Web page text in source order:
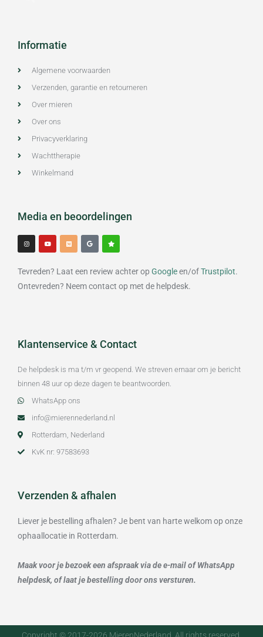
Informatie
Algemene voorwaarden
Verzenden, garantie en retourneren
Over mieren
Over ons
Privacyverklaring
Wachttherapie
Winkelmand
Media en beoordelingen
I
n
s
t
r
m
Y
o
t
e
M
e
d
i
G
o
o
g
S
t
a
r
Tevreden? Laat een review achter op Googleen/ofTrustpilot.
Ontevreden? Neem contact op met de helpdesk.
Klantenservice & Contact
De helpdesk is ma t/m vr geopend. We streven ernaar om je bericht
binnen 48 uur op deze dagen te beantwoorden.
WhatsApp ons
info@mierennederland.nl
Rotterdam, Nederland
KvK nr: 97583693
Verzenden & afhalen
Liever je bestelling afhalen? Je bent van harte welkom op onze
ophaallocatie in Rotterdam.
Maak voor je bezoek een afspraak via de e-mail of WhatsApp
helpdesk, of laat je bestelling door ons versturen.